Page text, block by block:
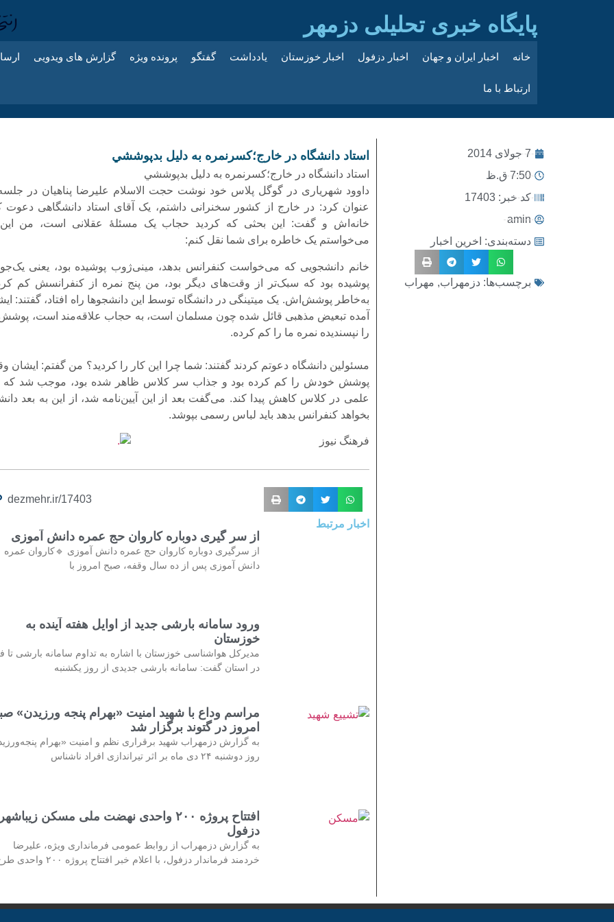
پایگاه خبری تحلیلی دزمهر
خانه اخبار ایران و جهان اخبار دزفول اخبار خوزستان یادداشت گفتگو پرونده ویژه گزارش های ویدویی
ارتباط با ما
7 جولای 2014
7:50 ق.ظ
کد خبر: 17403
amin
دسته‌بندی: اخرین اخبار
برچسب‌ها: دزمهراب, مهراب
استاد دانشگاه در خارج؛كسرنمره به دليل بدپوششي
استاد دانشگاه در خارج؛كسرنمره به دليل بدپوششي
داوود شهریاری در گوگل پلاس خود نوشت حجت الاسلام علیرضا پناهیان در
عنوان کرد: در خارج از کشور سخنرانی داشتم، یک آقای استاد دانشگاهی دعوت
خانه‌اش و گفت: این بحثی که کردید حجاب یک مسئلۀ عقلانی است، من این
می‌خواستم یک خاطره برای شما نقل کنم:
خانم دانشجویی که می‌خواست کنفرانس بدهد، مینی‌ژوب پوشیده بود، یعنی
پوشیده بود که سبک‌تر از وقت‌های دیگر بود، من پنج نمره از کنفرانسش کم
به‌خاطر پوشش‌اش. یک میتینگی در دانشگاه توسط این دانشجوها راه افتاد، گفتند:
آمده تبعیض مذهبی قائل شده چون مسلمان است، به حجاب علاقه‌مند است،
را نپسندیده نمره ما را کم کرده.
مسئولین دانشگاه دعوتم کردند گفتند: شما چرا این کار را کردید؟ من گفتم: ایشان
پوشش خودش را کم کرده بود و جذاب سر کلاس ظاهر شده بود، موجب شد که
علمی در کلاس کاهش پیدا کند. می‌گفت بعد از این آیین‌نامه شد، از این به بعد
بخواهد کنفرانس بدهد باید لباس رسمی بپوشد.
فرهنگ نيوز
dezmehr.ir/17403
اخبار مرتبط
از سر گیری دوباره کاروان حج عمره دانش آموزی
از سرگیری دوباره کاروان حج عمره دانش آموزی 🔹کاروان عمره
دانش آموزی پس از ده سال وقفه، صبح امروز با
ورود سامانه بارشی جدید از اوایل هفته آینده به
خوزستان
مدیرکل هواشناسی خوزستان با اشاره به تداوم سامانه بارشی تا
در استان گفت: سامانه بارشی جدیدی از روز یکشنبه
مراسم وداع با شهید امنیت «بهرام پنجه ورزیدن»
امروز در گتوند برگزار شد
به گزارش دزمهراب شهید برقراری نظم و امنیت «بهرام
روز دوشنبه ۲۴ دی ماه بر اثر تیراندازی افراد ناشناس
افتتاح پروژه ۲۰۰ واحدی نهضت ملی مسکن زیباشهر
دزفول
به گزارش دزمهراب از روابط عمومی فرمانداری ویژه، علیرضا
خردمند فرماندار دزفول، با اعلام خبر افتتاح پروژه ۲۰۰ واحدی طرح